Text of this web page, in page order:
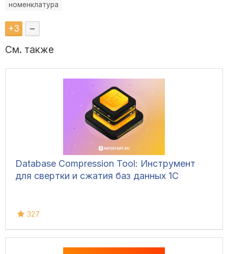
номенклатура
+3 –
См. также
Database Compression Tool: Инструмент
для свертки и сжатия баз данных 1С
327